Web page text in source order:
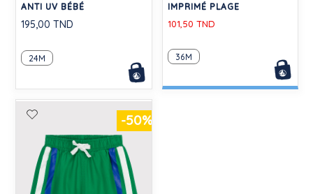
ANTI UV BÉBÉ
195,00 TND
24M
IMPRIMÉ PLAGE
101,50 TND
36M
-50%